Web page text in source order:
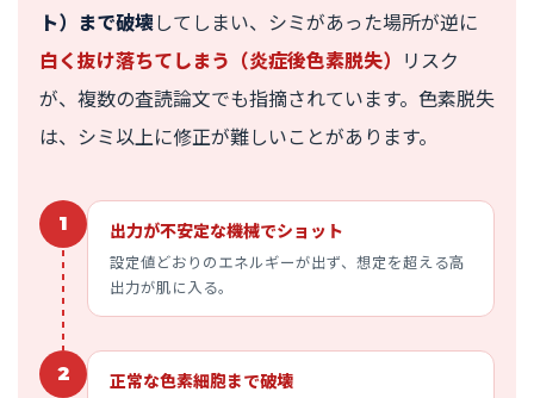
ト）まで破壊してしまい、シミがあった場所が逆に
白く抜け落ちてしまう（炎症後色素脱失） リスク
が、複数の査読論文でも指摘されています。色素脱失
は、シミ以上に修正が難しいことがあります。
1 出力が不安定な機械でショット
設定値どおりのエネルギーが出ず、想定を超える高
出力が肌に入る。
2 正常な色素細胞まで破壊